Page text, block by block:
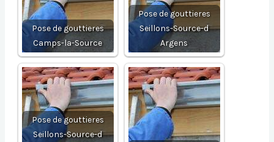
Pose de gouttieres
Camps-la-Source
Pose de gouttieres
Seillons-Source-d
Argens
Pose de gouttieres
Seillons-Source-d